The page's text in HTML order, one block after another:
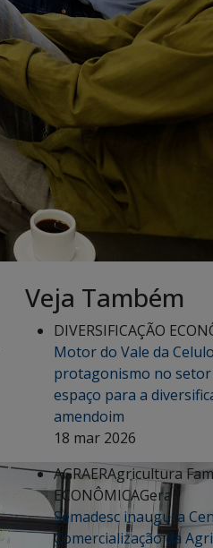
Veja Também
DIVERSIFICAÇÃO
Motor do Vale da
protagonismo no
espaço para a
amendoim
18 mar 2026
AGRAERAgricultura
ECONÔMICAGeral
Semadesc inaugura
Comercialização da